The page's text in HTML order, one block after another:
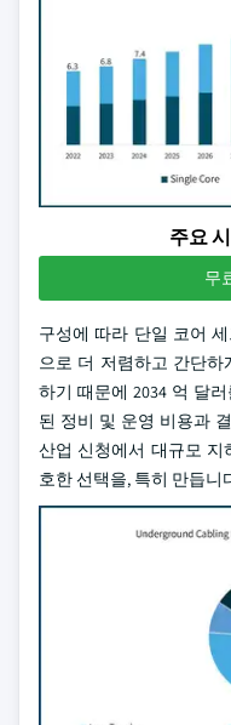
주요
무
구성에 따라 단일 코어
으로 더 저렴하고 간단
하기 때문에 2034 억 달
된 정비 및 운영 비용과
산업 신청에서 대규모 지
호한 선택을, 특히 만듭니